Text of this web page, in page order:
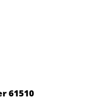
61510